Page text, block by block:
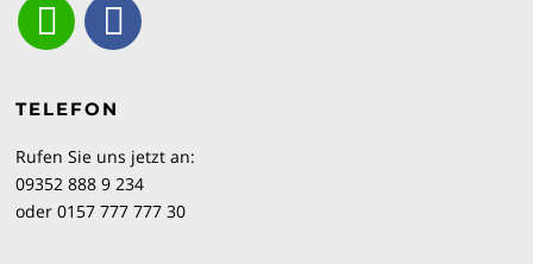
TELEFON
Rufen Sie uns jetzt an:
09352 888 9 234
oder 0157 777 777 30